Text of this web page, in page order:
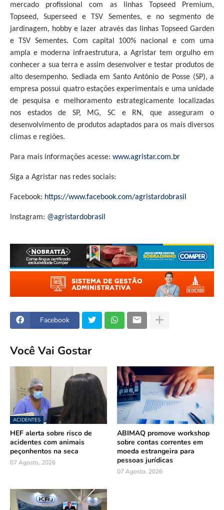
mercado profissional com as linhas Topseed Premium,
Topseed, Superseed e TSV Sementes, e no segmento de
jardinagem, hobby e lazer através das linhas Topseed Garden
e TSV Sementes. Com capital 100% nacional e com uma
ampla e moderna infraestrutura, a Agristar tem orgulho em
conhecer a sua terra e assim desenvolver e testar produtos de
alto desempenho. Sediada em Santo Antônio de Posse (SP), a
empresa possui quatro estações experimentais e uma unidade
de pesquisa e melhoramento estrategicamente localizadas
nos estados de SP, MG, SC e RN, que asseguram o
desenvolvimento de produtos adaptados para os mais diversos
climas e regiões.
Para mais informações acesse: www.agristar.com.br
Siga a Agristar nas redes sociais:
Facebook: https://www.facebook.com/agristardobrasil
Instagram: @agristardobrasil
Facebook
Você Vai Gostar
ACIDENTES
HEF alerta sobre risco de
acidentes com animais
peçonhentos na seca
07 Agosto, 2026
ABIMAQ promove workshop
sobre contas correntes em
moeda estrangeira para
pessoas jurídicas
07 Agosto, 2026